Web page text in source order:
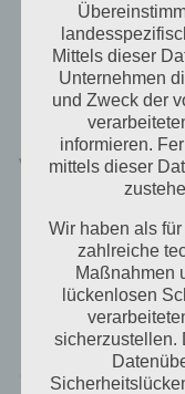
Mittels eines
Angebote auf
Benutzers
uns, wie
Internetseite
Verwendung
Benutzer einer
Internetseite
weil dies von
übernommen
Cookie eines
Online-Shop
den virtuellen
Mittels dieser
Unternehmen
und Zweck der
informieren.
mittels dieser
Wir haben als
zahlreiche
Maßnahmen
lückenlosen
sicherzustellen.